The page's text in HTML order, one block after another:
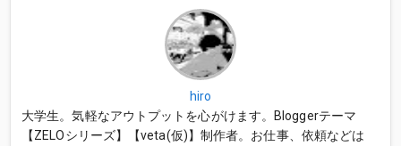
hiro
大学生。気軽なアウトプットを心がけます。Bloggerテーマ
【ZELOシリーズ】【veta(仮)】制作者。お仕事、依頼などは